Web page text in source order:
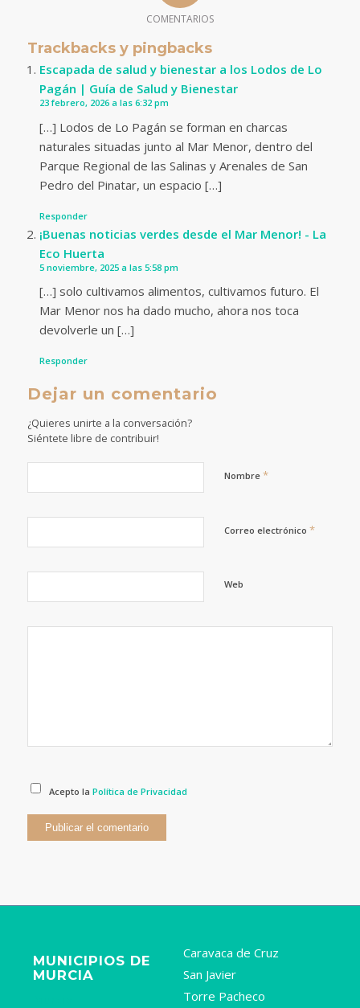
COMENTARIOS
Trackbacks y pingbacks
Escapada de salud y bienestar a los Lodos de Lo
Pagán | Guía de Salud y Bienestar
23 febrero, 2026 a las 6:32 pm
[…] Lodos de Lo Pagán se forman en charcas
naturales situadas junto al Mar Menor, dentro del
Parque Regional de las Salinas y Arenales de San
Pedro del Pinatar, un espacio […]
Responder
¡Buenas noticias verdes desde el Mar Menor! - La
Eco Huerta
5 noviembre, 2025 a las 5:58 pm
[…] solo cultivamos alimentos, cultivamos futuro. El
Mar Menor nos ha dado mucho, ahora nos toca
devolverle un […]
Responder
Dejar un comentario
¿Quieres unirte a la conversación?
Siéntete libre de contribuir!
Nombre *
Correo electrónico *
Web
Acepto laPolítica de Privacidad
MUNICIPIOS DE
MURCIA
Caravaca de Cruz
San Javier
Torre Pacheco